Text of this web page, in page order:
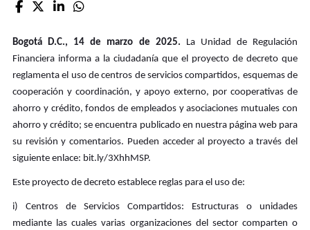
Bogotá D.C., 14 de marzo de 2025. La Unidad de Regulación
Financiera informa a la ciudadanía que el proyecto de decreto que
reglamenta el uso de centros de servicios compartidos, esquemas de
cooperación y coordinación, y apoyo externo, por cooperativas de
ahorro y crédito, fondos de empleados y asociaciones mutuales con
ahorro y crédito; se encuentra publicado en nuestra página web para
su revisión y comentarios. Pueden acceder al proyecto a través del
siguiente enlace: bit.ly/3XhhMSP.
Este proyecto de decreto establece reglas para el uso de:
i) Centros de Servicios Compartidos: Estructuras o unidades
mediante las cuales varias organizaciones del sector comparten o